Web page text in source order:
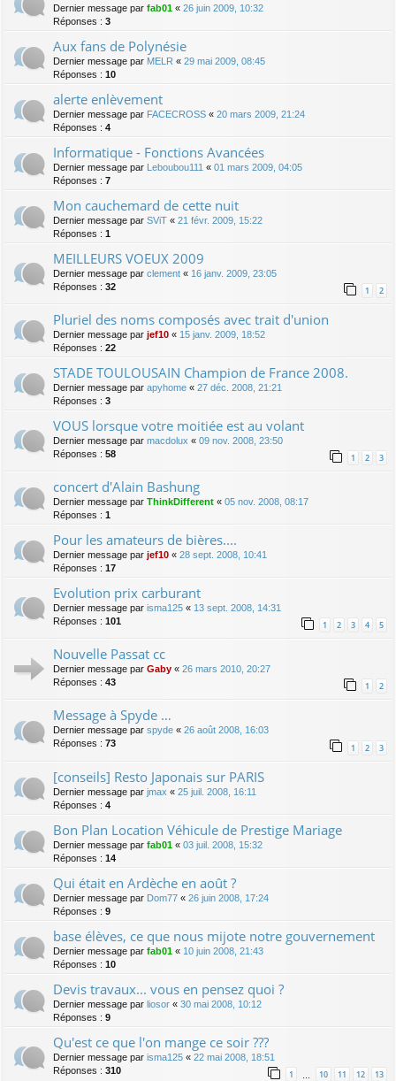
Dernier message par fab01 « 26 juin 2009, 10:32
Réponses : 3
Aux fans de Polynésie
Dernier message par MELR « 29 mai 2009, 08:45
Réponses : 10
alerte enlèvement
Dernier message par FACECROSS « 20 mars 2009, 21:24
Réponses : 4
Informatique - Fonctions Avancées
Dernier message par Leboubou111 « 01 mars 2009, 04:05
Réponses : 7
Mon cauchemard de cette nuit
Dernier message par SViT « 21 févr. 2009, 15:22
Réponses : 1
MEILLEURS VOEUX 2009
Dernier message par clement « 16 janv. 2009, 23:05
Réponses : 32 1 2
Pluriel des noms composés avec trait d'union
Dernier message par jef10 « 15 janv. 2009, 18:52
Réponses : 22
STADE TOULOUSAIN Champion de France 2008.
Dernier message par apyhome « 27 déc. 2008, 21:21
Réponses : 3
VOUS lorsque votre moitiée est au volant
Dernier message par macdolux « 09 nov. 2008, 23:50
Réponses : 58 1 2 3
concert d'Alain Bashung
Dernier message par ThinkDifferent « 05 nov. 2008, 08:17
Réponses : 1
Pour les amateurs de bières....
Dernier message par jef10 « 28 sept. 2008, 10:41
Réponses : 17
Evolution prix carburant
Dernier message par isma125 « 13 sept. 2008, 14:31
Réponses : 101 1 2 3 4 5
Nouvelle Passat cc
Dernier message par Gaby « 26 mars 2010, 20:27
Réponses : 43 1 2
Message à Spyde …
Dernier message par spyde « 26 août 2008, 16:03
Réponses : 73 1 2 3
[conseils] Resto Japonais sur PARIS
Dernier message par jmax « 25 juil. 2008, 16:11
Réponses : 4
Bon Plan Location Véhicule de Prestige Mariage
Dernier message par fab01 « 03 juil. 2008, 15:32
Réponses : 14
Qui était en Ardèche en août ?
Dernier message par Dom77 « 26 juin 2008, 17:24
Réponses : 9
base élèves, ce que nous mijote notre gouvernement
Dernier message par fab01 « 10 juin 2008, 21:43
Réponses : 10
Devis travaux... vous en pensez quoi ?
Dernier message par liosor « 30 mai 2008, 10:12
Réponses : 9
Qu'est ce que l'on mange ce soir ???
Dernier message par isma125 « 22 mai 2008, 18:51
Réponses : 310 1 10 11 12 13